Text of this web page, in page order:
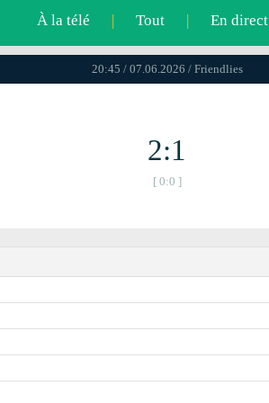
À la télé | Tout | En direct
20:45 / 07.06.2026 / Friendlies
2:1
[ 0:0 ]